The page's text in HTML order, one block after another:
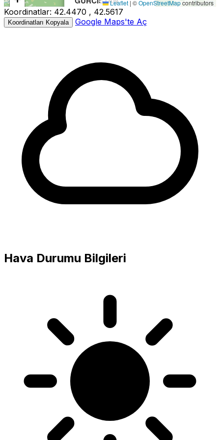
Büyüklük:3.0M
Derinlik:5.00km
−
Leaflet | ©OpenStreetMapcontributors
Koordinatlar: 42.4470 , 42.5617
Koordinatları Kopyala Google Maps'te Aç
Hava Durumu Bilgileri